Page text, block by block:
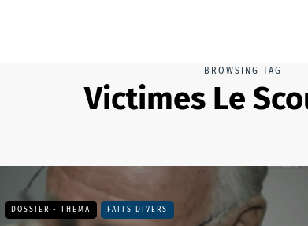
BROWSING TAG
Victimes Le
DOSSIER - THEMA FAITS DIVERS